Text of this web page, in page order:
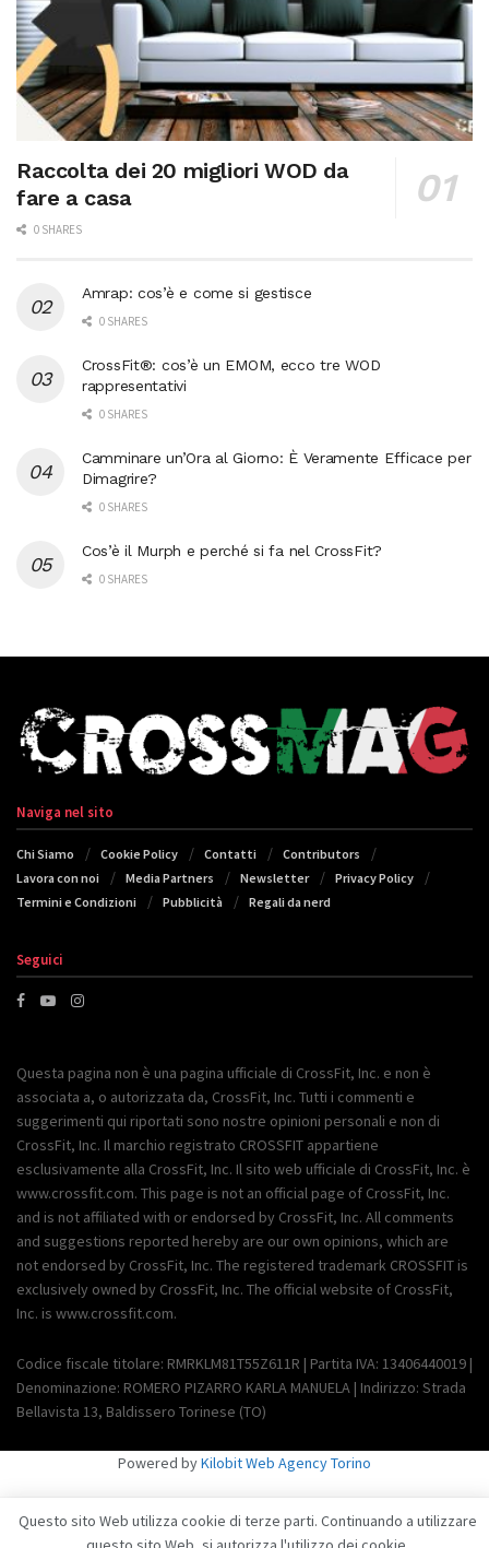
Raccolta dei 20 migliori WOD da
fare a casa
0 SHARES
Amrap: cos’è e come si gestisce
0 SHARES
CrossFit®: cos’è un EMOM, ecco tre WOD
rappresentativi
0 SHARES
Camminare un’Ora al Giorno: È Veramente Efficace per
Dimagrire?
0 SHARES
Cos’è il Murph e perché si fa nel CrossFit?
0 SHARES
Naviga nel sito
Chi Siamo Cookie Policy Contatti
Contributors
Lavora con noi
Media Partners Newsletter
Privacy Policy
Termini e Condizioni
Pubblicità Regali da nerd
Seguici
Questa pagina non è una pagina ufficiale di CrossFit, Inc. e non è
associata a, o autorizzata da, CrossFit, Inc. Tutti i commenti e
suggerimenti qui riportati sono nostre opinioni personali e non di
CrossFit, Inc. Il marchio registrato CROSSFIT appartiene
esclusivamente alla CrossFit, Inc. Il sito web ufficiale di CrossFit, Inc. è
www.crossfit.com. This page is not an official page of CrossFit, Inc.
and is not affiliated with or endorsed by CrossFit, Inc. All comments
and suggestions reported hereby are our own opinions, which are
not endorsed by CrossFit, Inc. The registered trademark CROSSFIT is
exclusively owned by CrossFit, Inc. The official website of CrossFit,
Inc. is www.crossfit.com.
Codice fiscale titolare: RMRKLM81T55Z611R | Partita IVA: 13406440019 |
Denominazione: ROMERO PIZARRO KARLA MANUELA | Indirizzo: Strada
Bellavista 13, Baldissero Torinese (TO)
Powered byKilobit Web Agency Torino
Questo sito Web utilizza cookie di terze parti. Continuando a utilizzare